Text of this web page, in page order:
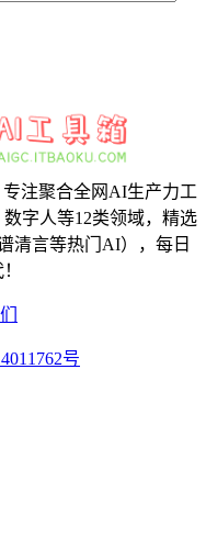
注聚合全网AI生产力工
字人等12类领域，精选
清言等热门AI），每日
号